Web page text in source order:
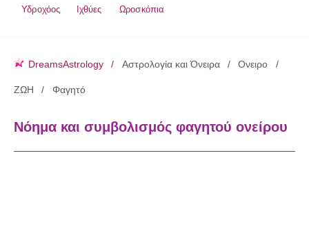
Υδροχόος Ιχθύες Ωροσκόπια
DreamsAstrology Αστρολογία και Όνειρα Ονειρο
ΖΩΗ Φαγητό
Νόημα και συμβολισμός φαγητού ονείρου